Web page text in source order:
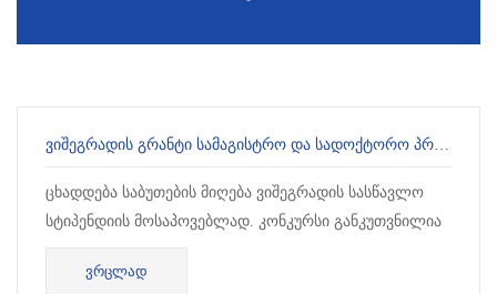
ᲕᲘᲨᲔᲒᲠᲐᲓᲘᲡ ᲒᲠᲐᲜᲢᲘ ᲡᲐᲛᲐᲒᲘᲡᲢᲠᲝ ᲓᲐ ᲡᲐᲓᲝᲥᲢᲝᲠᲝ ᲞᲠᲝᲒᲠᲐᲛᲘᲡ ᲡᲢᲣᲓᲔᲜᲢᲔᲑᲘᲡᲐᲗᲕᲘᲡ
ცხადდება საბუთების მიღება ვიშეგრადის სასწავლო
სტიპენდიის მოსაპოვებლად. კონკურსი განკუთვნილია
სამაგისტრო და სადოქტორო სწავლების
სტუდენტებისათვის, რომელთაც სურთ ერთი სემ...
ᲕᲠᲪᲚᲐᲓ